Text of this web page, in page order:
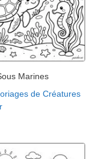
Marines
de Créatures